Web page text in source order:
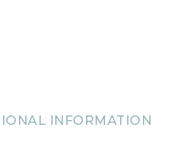
INFORMATION